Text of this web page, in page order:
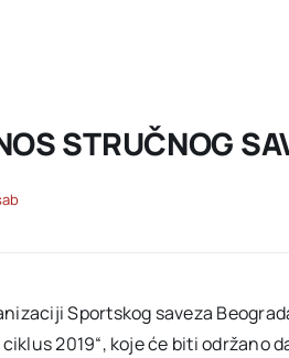
STRUČNOG
Sportskog saveza
2019“, koje će biti održano